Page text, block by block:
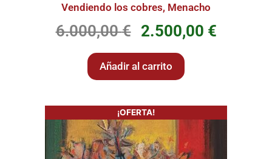
Vendiendo los cobres, Menacho
6.000,00€ 2.500,00 €
Añadir al carrito
¡OFERTA!